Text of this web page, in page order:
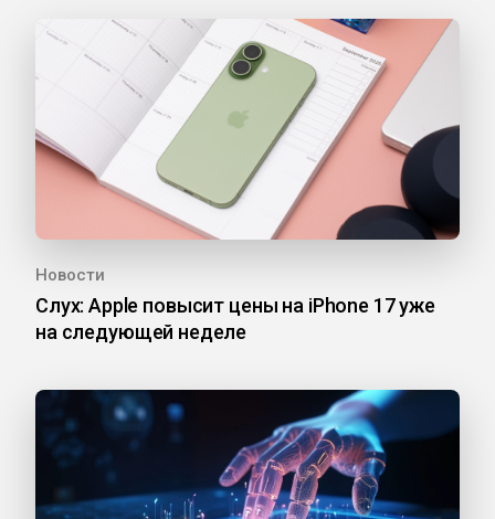
Новости
Слух: Apple повысит цены на iPhone 17 уже
на следующей неделе